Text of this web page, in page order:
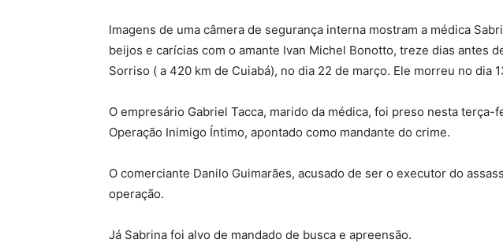
Imagens de uma câmera de segurança interna mostram a médica
beijos e carícias com o amante Ivan Michel Bonotto, treze dias antes
Sorriso ( a 420 km de Cuiabá), no dia 22 de março. Ele morreu no dia
O empresário Gabriel Tacca, marido da médica, foi preso nesta terça-
Operação Inimigo Íntimo, apontado como mandante do crime.
O comerciante Danilo Guimarães, acusado de ser o executor do
operação.
Já Sabrina foi alvo de mandado de busca e apreensão.